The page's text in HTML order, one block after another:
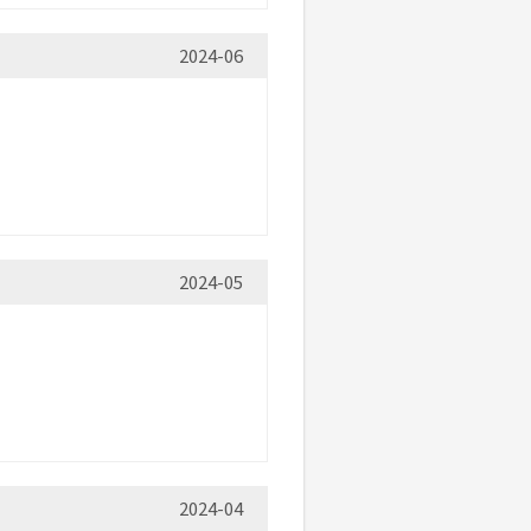
2024-06
2024-05
2024-04